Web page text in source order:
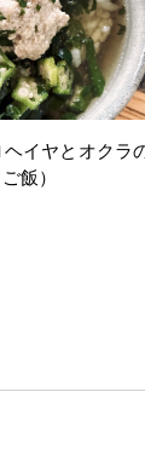
イヤとオクラ
飯）